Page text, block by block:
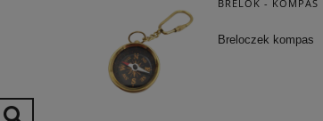
BRELOK - KOMPAS
Breloczek kompas